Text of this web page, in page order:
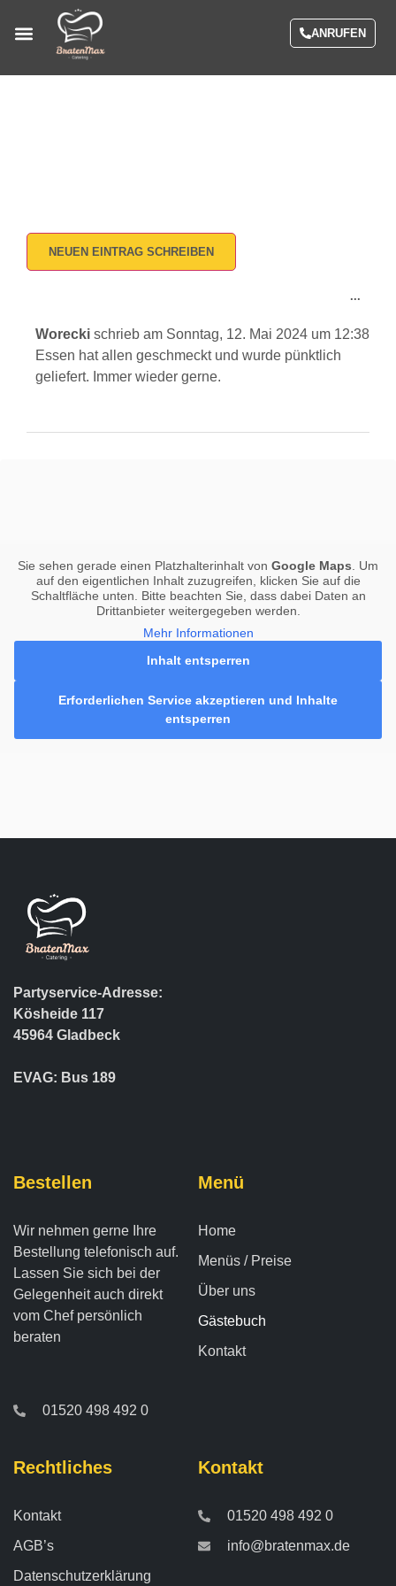
ANRUFEN
Worecki schrieb am Sonntag, 12. Mai 2024 um 12:38
Essen hat allen geschmeckt und wurde pünktlich
geliefert. Immer wieder gerne.
...
Sie sehen gerade einen Platzhalterinhalt von Google Maps . Um
auf den eigentlichen Inhalt zuzugreifen, klicken Sie auf die
Schaltfläche unten. Bitte beachten Sie, dass dabei Daten an
Drittanbieter weitergegeben werden.
Mehr Informationen
Inhalt entsperren
Erforderlichen Service akzeptieren und Inhalte
entsperren
Partyservice-Adresse:
Kösheide 117
45964 Gladbeck
EVAG: Bus 189
Bestellen
Wir nehmen gerne Ihre
Bestellung telefonisch auf.
Lassen Sie sich bei der
Gelegenheit auch direkt
vom Chef persönlich
beraten
01520 498 492 0
Menü
Home
Menüs / Preise
Über uns
Gästebuch
Kontakt
Rechtliches
Kontakt
AGB’s
Datenschutzerklärung
Kontakt
01520 498 492 0
info@bratenmax.de